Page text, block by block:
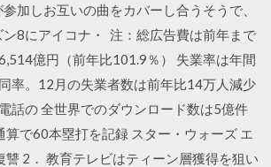
加しお互いの曲をカバーし合うそうで、
8にアイコナ・ 注：総広告費は前年まで
億円（前年比101.9％） 失業率は年間
率。12月の失業者数は前年比14万人減少
話の 全世界でのダウンロード数は5億件
算で60本塁打を記録 スター・ウォーズ エ
讐 2． 教育テレビはティーン層獲得を狙い